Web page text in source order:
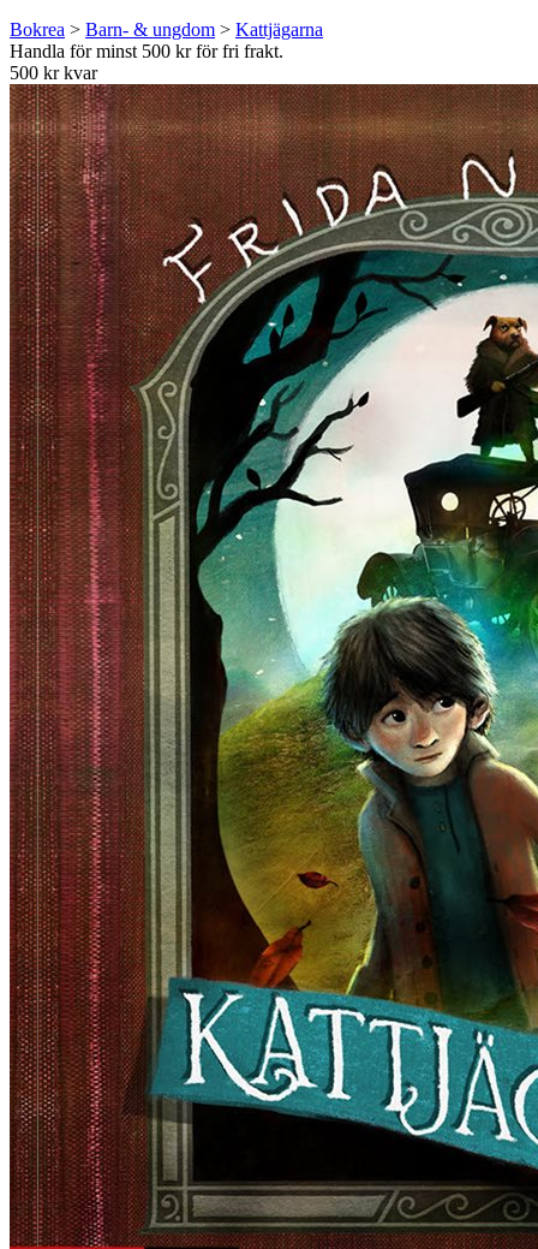
Bokrea > Barn- & ungdom > Kattjägarna
Handla för minst 500 kr för fri frakt.
500 kr kvar